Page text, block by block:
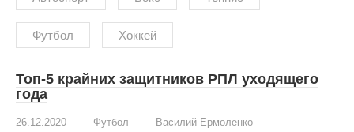
Футбол Хоккей
Топ-5 крайних защитников РПЛ уходящего
года
26.12.2020 Футбол
Василий Ермоленко